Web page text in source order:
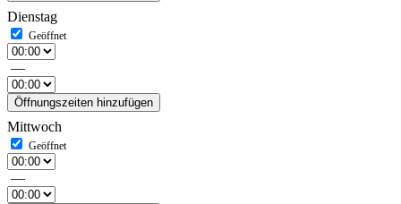
Dienstag
—
Öffnungszeiten hinzufügen
Mittwoch
—